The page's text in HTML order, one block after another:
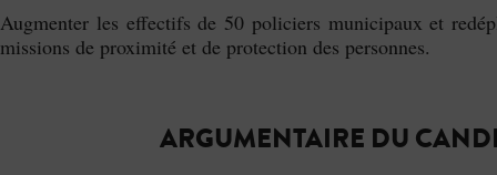
Augmenter les effectifs de 50 policiers municipaux et
missions de proximité et de protection des personnes.
ARGUMENTAIRE DU